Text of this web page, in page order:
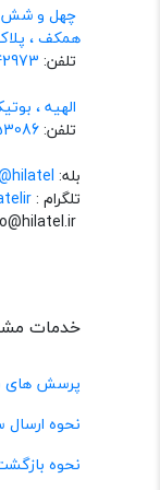
چهل و شش
همکف ، پلاک
تلفن: - (021)
الهیه ،
تلفن:- (021)
بله: hilatel@
تلگرام :
خدمات
پرسش های
نحوه
نحوه